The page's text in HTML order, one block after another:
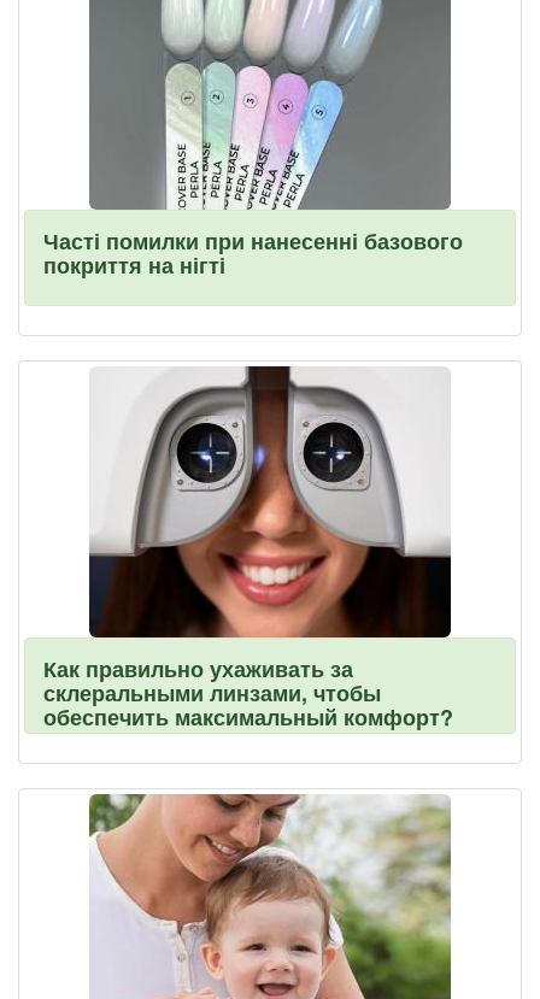
Часті помилки при нанесенні базового
покриття на нігті
Как правильно ухаживать за
склеральными линзами, чтобы
обеспечить максимальный комфорт?